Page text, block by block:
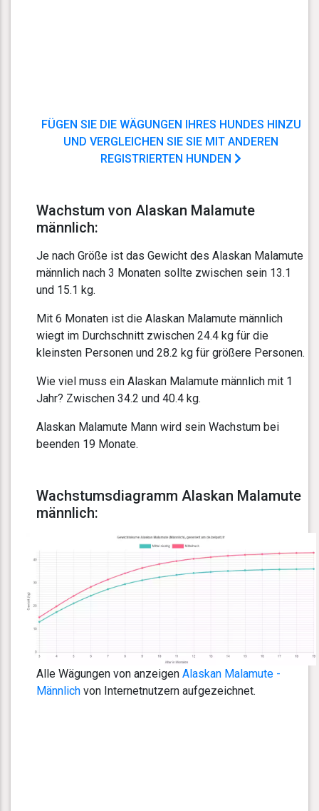
FÜGEN SIE DIE WÄGUNGEN IHRES HUNDES HINZU
UND VERGLEICHEN SIE SIE MIT ANDEREN
REGISTRIERTEN HUNDEN
Wachstum von Alaskan Malamute
männlich:
Je nach Größe ist das Gewicht des Alaskan Malamute
männlich nach 3 Monaten sollte zwischen sein 13.1
und 15.1 kg.
Mit 6 Monaten ist die Alaskan Malamute männlich
wiegt im Durchschnitt zwischen 24.4 kg für die
kleinsten Personen und 28.2 kg für größere Personen.
Wie viel muss ein Alaskan Malamute männlich mit 1
Jahr? Zwischen 34.2 und 40.4 kg.
Alaskan Malamute Mann wird sein Wachstum bei
beenden 19 Monate.
Wachstumsdiagramm Alaskan Malamute
männlich:
Alle Wägungen von anzeigen Alaskan Malamute -
Männlich von Internetnutzern aufgezeichnet.